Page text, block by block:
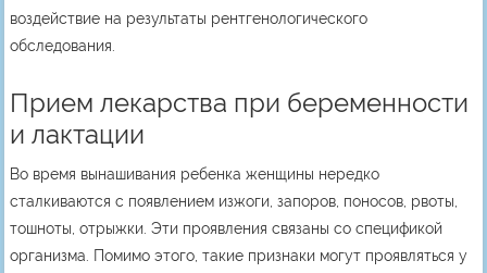
воздействие на результаты рентгенологического
обследования.
Прием лекарства при беременности
и лактации
Во время вынашивания ребенка женщины нередко
сталкиваются с появлением изжоги, запоров, поносов, рвоты,
тошноты, отрыжки. Эти проявления связаны со спецификой
организма. Помимо этого, такие признаки могут проявляться у